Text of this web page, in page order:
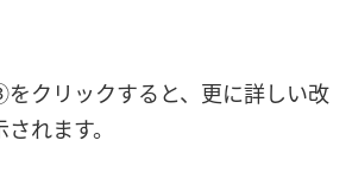
クリックすると、更に詳しい改
れます。